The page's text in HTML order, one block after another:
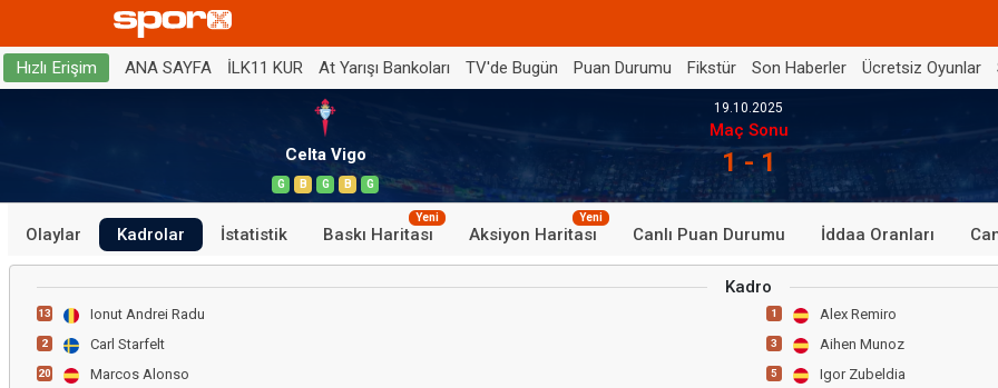
Hızlı Erişim ANA SAYFA İLK11 KUR At Yarışı Bankoları TV'de Bugün Puan Durumu Fikstür Son Haberler Ücretsiz Oyunlar
Celta Vigo
G B G B G
19.10.2025
Maç Sonu
1 - 1
Olaylar Kadrolar İstatistik Baskı Haritası
Yeni
Aksiyon Haritası
Yeni
Canlı Puan Durumu İddaa Oranları
Kadro
13 Ionut Andrei Radu
2 Carl Starfelt
20 Marcos Alonso
1 Alex Remiro
3 Aihen Munoz
5 Igor Zubeldia